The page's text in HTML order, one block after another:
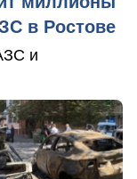
в Ростове
и